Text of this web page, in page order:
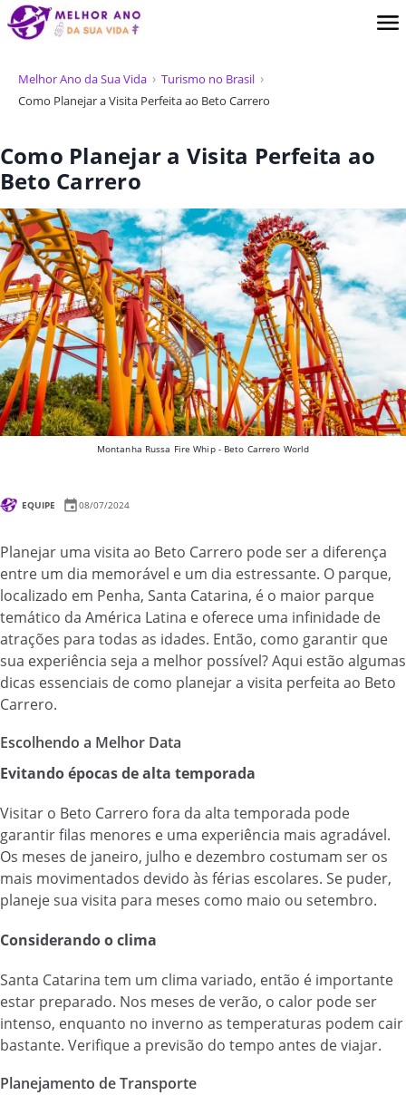
Melhor Ano da Sua Vida
Turismo no Brasil
Como Planejar a Visita Perfeita ao Beto Carrero
Como Planejar a Visita Perfeita ao
Beto Carrero
Montanha Russa Fire Whip - Beto Carrero World
EQUIPE 08/07/2024
Planejar uma visita ao Beto Carrero pode ser a diferença
entre um dia memorável e um dia estressante. O parque,
localizado em Penha, Santa Catarina, é o maior parque
temático da América Latina e oferece uma infinidade de
atrações para todas as idades. Então, como garantir que
sua experiência seja a melhor possível? Aqui estão algumas
dicas essenciais de como planejar a visita perfeita ao Beto
Carrero.
Escolhendo a Melhor Data
Evitando épocas de alta temporada
Visitar o Beto Carrero fora da alta temporada pode
garantir filas menores e uma experiência mais agradável.
Os meses de janeiro, julho e dezembro costumam ser os
mais movimentados devido às férias escolares. Se puder,
planeje sua visita para meses como maio ou setembro.
Considerando o clima
Santa Catarina tem um clima variado, então é importante
estar preparado. Nos meses de verão, o calor pode ser
intenso, enquanto no inverno as temperaturas podem cair
bastante. Verifique a previsão do tempo antes de viajar.
Planejamento de Transporte